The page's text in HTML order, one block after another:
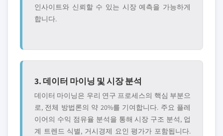
인사이트와 신뢰할 수 있는 시장 예측을 가능하게
합니다.
3. 데이터 마이닝 및 시장 분석
데이터 마이닝은 우리 연구 프로세스의 핵심 부분으
로, 전체 방법론의 약 20%를 기여합니다. 주요 플레
이어의 수익 점유율 분석을 통해 시장 구조 분석, 업
계 트렌드 식별, 거시경제 요인 평가가 포함됩니다.